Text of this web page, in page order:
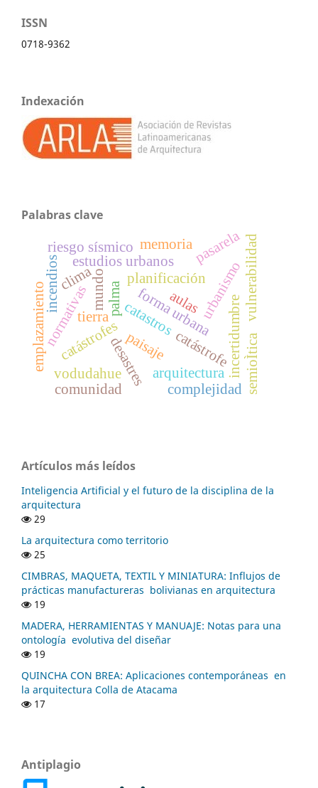
ISSN
0718-9362
Indexación
Palabras clave
desastres
tierra
mundo forma urbana
paisaje catástrofeincertidumbre
complejidad
urbanismo
planificación
catastros
normativas
arquitectura
estudios urbanos
catástrofes
riesgo sísmico vulnerabilidad
emplazamiento palma
incendios
pasarela
aulas
clima
memoria
comunidad semioÌtica
vodudahue
Artículos más leídos
Inteligencia Artificial y el futuro de la disciplina de la
arquitectura
29
La arquitectura como territorio
25
CIMBRAS, MAQUETA, TEXTIL Y MINIATURA: Influjos de
prácticas manufactureras bolivianas en arquitectura
19
MADERA, HERRAMIENTAS Y MANUAJE: Notas para una
ontología evolutiva del diseñar
19
QUINCHA CON BREA: Aplicaciones contemporáneas en
la arquitectura Colla de Atacama
17
Antiplagio